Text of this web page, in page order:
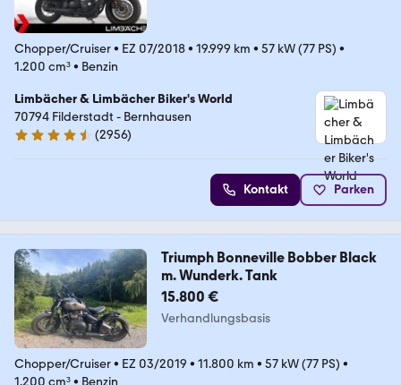
Chopper/Cruiser• EZ 07/2018• 19.999 km • 57 kW (77 PS) •
1.200 cm³• Benzin
Limbächer & Limbächer Biker's World
70794 Filderstadt - Bernhausen
4.7 Sterne
(2956)
Kontakt Parken
Triumph Bonneville Bobber Black
m. Wunderk. Tank
15.800 €
Verhandlungsbasis
Chopper/Cruiser• EZ 03/2019 • 11.800 km • 57 kW (77 PS) •
1.200 cm³• Benzin